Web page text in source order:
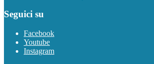
Seguici su
Facebook
Youtube
Instagram